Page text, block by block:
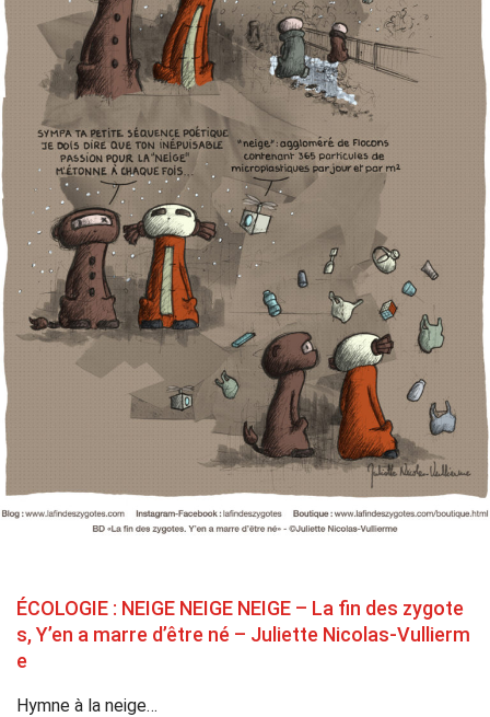
ÉCOLOGIE : NEIGE NEIGE NEIGE – La fin des zygote
s, Y’en a marre d’être né – Juliette Nicolas-Vullierm
e
Hymne à la neige…